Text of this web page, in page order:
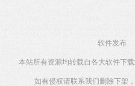
软件发布
本站所有资源均转载自各大软件下
如有侵权请联系我们删除下架